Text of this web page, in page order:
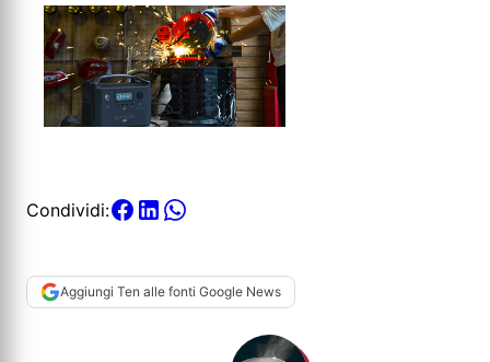
Condividi:
Aggiungi Ten alle fonti Google News